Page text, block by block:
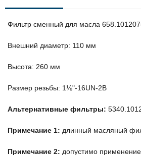
Фильтр сменный для масла
Внешний диаметр: 110 мм
Высота: 260 мм
Размер резьбы: 1⅛"-16UN-2B
Альтернативные фильтры:
Примечание 1: длинный масляный
Примечание 2: допустимо